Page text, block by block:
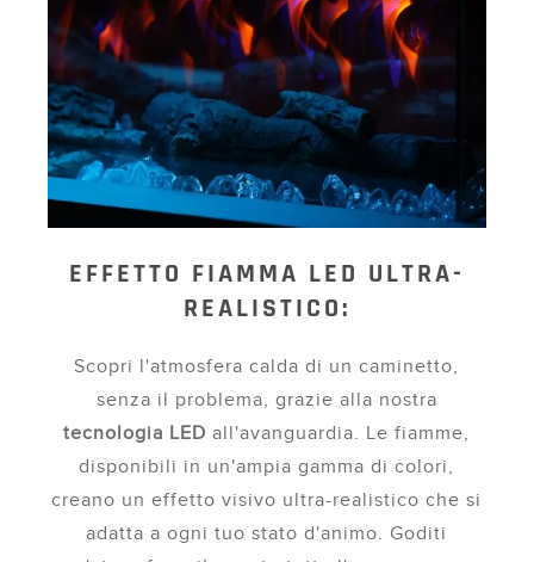
EFFETTO FIAMMA LED ULTRA-
REALISTICO:
Scopri l'atmosfera calda di un caminetto,
senza il problema, grazie alla nostra
tecnologia LED all'avanguardia. Le fiamme,
disponibili in un'ampia gamma di colori,
creano un effetto visivo ultra-realistico che si
adatta a ogni tuo stato d'animo. Goditi